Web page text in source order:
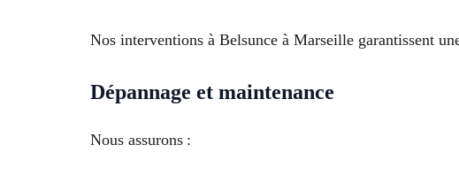
Nos interventions à Belsunce à Marseille garantissent
Dépannage et maintenance
Nous assurons :